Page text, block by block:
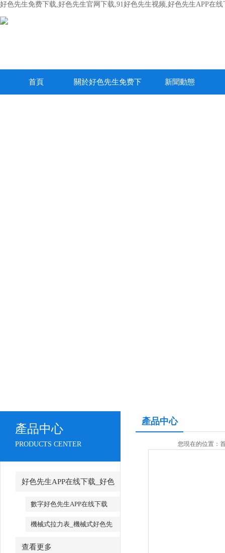
好色先生免费下载,好色先生官网下载,91好色先生视频,好色先生APP在线
首頁 關於好色先生免费下 新聞動態
產品中心
PRODUCTS CENTER
好色先生APP在线下载_好色
先生APP在线下载廠家
數字好色先生APP在线下载
機械式拉力表_機械式好色先
查看更多
產品中心
您現在的位置：